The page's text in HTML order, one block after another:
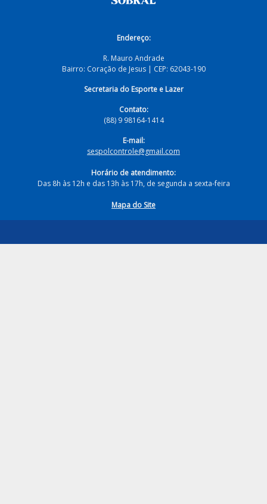
Endereço:
R. Mauro Andrade
Bairro: Coração de Jesus | CEP: 62043-190
Secretaria do Esporte e Lazer
Contato:
(88) 9 98164-1414
E-mail:
sespolcontrole@gmail.com
Horário de atendimento:
Das 8h às 12h e das 13h às 17h, de segunda a sexta-feira
Mapa do Site